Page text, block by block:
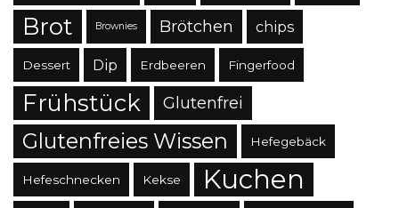
Brot Brownies Brötchen chips
Dessert Dip Erdbeeren Fingerfood
Frühstück Glutenfrei
Glutenfreies Wissen Hefegebäck
Hefeschnecken Kekse Kuchen